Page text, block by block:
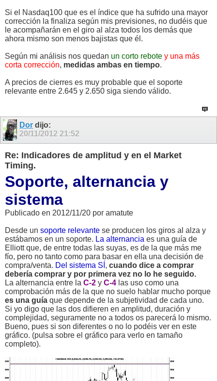
Si el Nasdaq100 que es el índice que ha sufrido una mayor
corrección la finaliza según mis previsiones, no dudéis que
le acompañarán en el giro al alza todos los demás que
ahora mismo son menos bajistas que él.
Según mi análisis nos quedan un corto rebote y una más
corta corrección, medidas ambas en tiempo.
A precios de cierres es muy probable que el soporte
relevante entre 2.645 y 2.650 siga siendo válido.
Dor dijo:
20/11/201221:52
Re: Indicadores de amplitud y en el Market
Timing.
Soporte, alternancia y
sistema
Publicado en 2012/11/20 por amatute
Desde un soporte relevante se producen los giros al alza y
estábamos en un soporte. La alternancia es una guía de
Elliott que, de entre todas las suyas, es de la que más me
fío, pero no tanto como para basar en ella una decisión de
compra/venta. Del sistema SÍ , cuando dice a comprar
debería comprar y por primera vez no lo he seguido.
La alternancia entre la C-2 y C-4 las uso como una
comprobación más de la que no suelo hablar mucho porque
es una guía que depende de la subjetividad de cada uno.
Si yo digo que las dos difieren en amplitud, duración y
complejidad, seguramente no a todos os parecerá lo mismo.
Bueno, pues si son diferentes o no lo podéis ver en este
gráfico. (pulsa sobre el gráfico para verlo en tamaño
completo).